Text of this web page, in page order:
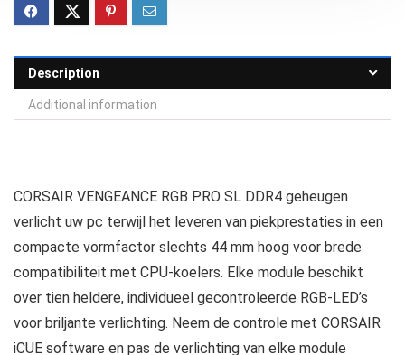
Description
Additional information
CORSAIR VENGEANCE RGB PRO SL DDR4 geheugen
verlicht uw pc terwijl het leveren van piekprestaties in een
compacte vormfactor slechts 44 mm hoog voor brede
compatibiliteit met CPU-koelers. Elke module beschikt
over tien heldere, individueel gecontroleerde RGB-LED’s
voor briljante verlichting. Neem de controle met CORSAIR
iCUE software en pas de verlichting van elke module